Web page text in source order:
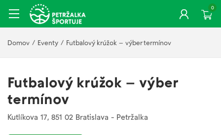
0
Domov / Eventy / Futbalový krúžok – výber termínov
Futbalový krúžok – výber
termínov
Kutlíkova 17, 851 02 Bratislava - Petržalka